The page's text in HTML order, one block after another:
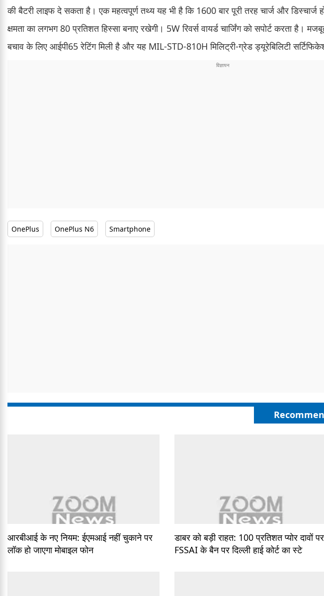
की बैटरी लाइफ दे सकता है। एक महत्वपूर्ण तथ्य यह भी है कि 1600 बार पूरी तरह चार्ज और डिस्चार्ज
क्षमता का लगभग 80 प्रतिशत हिस्सा बनाए रखेगी। 5W रिवर्स वायर्ड चार्जिंग को सपोर्ट करता है।
बचाव के लिए आईपी65 रेटिंग मिली है और यह MIL-STD-810H मिलिट्री-ग्रेड ड्यूरेबिलिटी
OnePlus OnePlus N6 Smartphone
आरबीआई के नए नियम: ईएमआई नहीं चुकाने पर
लॉक हो जाएगा मोबाइल फोन
डाबर को बड़ी राहत: 100 प्रतिशत प्योर दावों पर
FSSAI के बैन पर दिल्ली हाई कोर्ट का स्टे